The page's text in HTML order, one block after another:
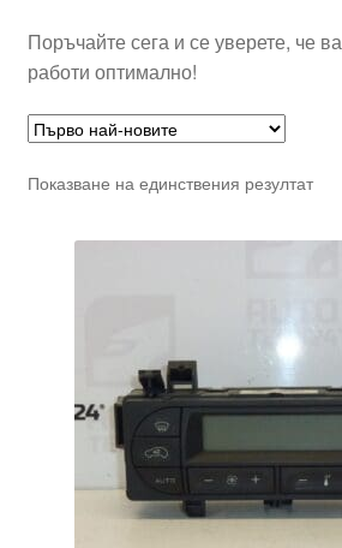
Поръчайте сега и се уверете, че
работи оптимално!
Показване на единствения резултат